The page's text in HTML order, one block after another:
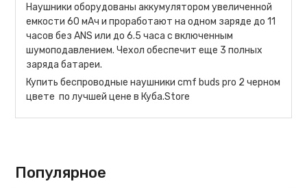
Наушники оборудованы аккумулятором увеличенной
емкости 60 мАч и проработают на одном заряде до 11
часов без ANS или до 6.5 часа с включенным
шумоподавлением. Чехол обеспечит еще 3 полных
заряда батареи.
Купить беспроводные наушники cmf buds pro 2 черном
цвете по лучшей цене в Куба.Store
Популярное